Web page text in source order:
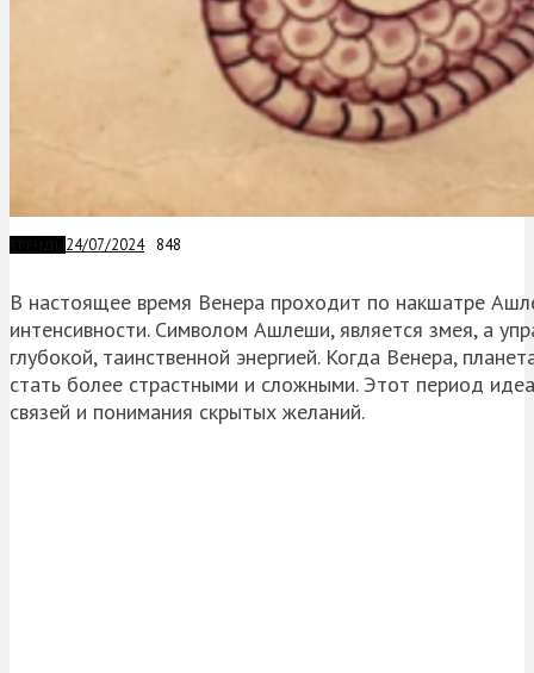
24/07/2024 848
В настоящее время Венера проходит по накшатре
интенсивности. Символом Ашлеши, является змея, а
глубокой, таинственной энергией. Когда Венера,
стать более страстными и сложными. Этот период
связей и понимания скрытых желаний.